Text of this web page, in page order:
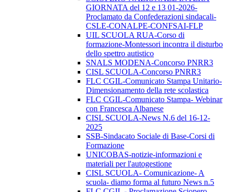
GIORNATA del 12 e 13 01-2026-
Proclamato da Confederazioni sindacali-
CSLE-CONALPE-CONFSAI-FLP
UIL SCUOLA RUA-Corso di
formazione-Montessori incontra il disturbo
dello spettro autistico
SNALS MODENA-Concorso PNRR3
CISL SCUOLA-Concorso PNRR3
FLC CGIL-Comunicato Stampa Unitario-
Dimensionamento della rete scolastica
FLC CGIL-Comunicato Stampa- Webinar
con Francesca Albanese
CISL SCUOLA-News N.6 del 16-12-
2025
SSB-Sindacato Sociale di Base-Corsi di
Formazione
UNICOBAS-notizie-informazioni e
materiali per l'autogestione
CISL SCUOLA- Comunicazione- A
scuola- diamo forma al futuro News n.5